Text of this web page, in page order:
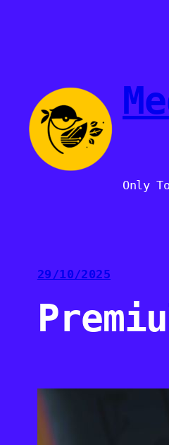
Only
29/10/2025